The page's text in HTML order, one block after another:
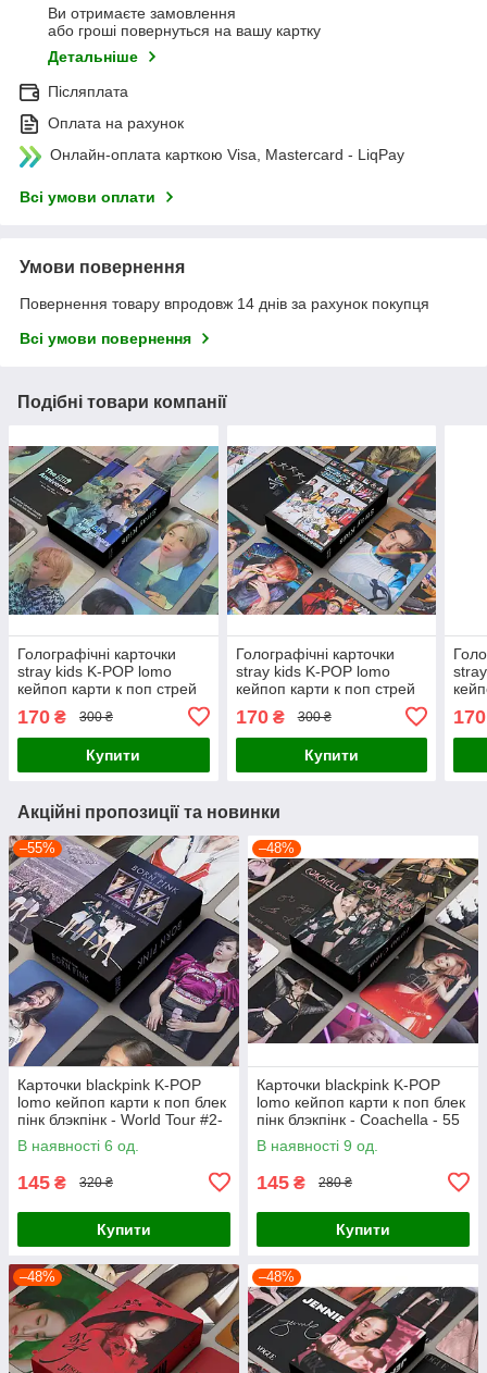
Ви отримаєте замовлення
або гроші повернуться на вашу картку
Детальніше
Післяплата
Оплата на рахунок
Онлайн-оплата карткою Visa, Mastercard - LiqPay
Всі умови оплати
Умови повернення
Повернення товару впродовж 14 днів за рахунок покупця
Всі умови повернення
Подібні товари компанії
Голографічні карточки
stray kids K-POP lomo
кейпоп карти к поп стрей
anniversary- 55 шт
170 ₴ 300 ₴
Купити
Голографічні карточки
stray kids K-POP lomo
кейпоп карти к поп стрей
кідс стрэйкідс СК - 5 star
#1 - 55 шт
170₴ 300 ₴
Купити
170
Акційні пропозиції та новинки
–55%
Карточки blackpink K-POP
lomo кейпоп карти к поп блек
пінк блэкпінк - World Tour #2-
55 шт
В наявності 6 од.
145 ₴ 320 ₴
Купити
–48%
Карточки blackpink K-POP
lomo кейпоп карти к поп блек
пінк блэкпінк - Coachella - 55
шт
В наявності 9 од.
145 ₴ 280 ₴
Купити
–48% –48%